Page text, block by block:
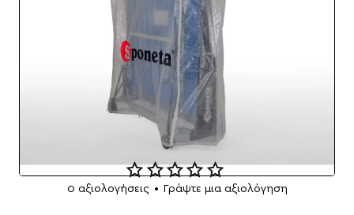
0 αξιολογήσεις • Γράψτε μια αξιολόγηση